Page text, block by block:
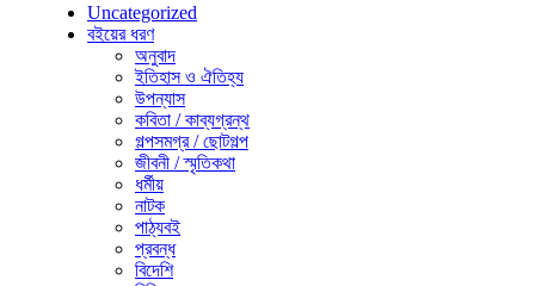
Uncategorized
বইয়ের ধরণ
অনুবাদ
ইতিহাস ও ঐতিহ্য
উপন্যাস
কবিতা / কাব্যগ্রন্থ
গল্পসমগ্র / ছোটগল্প
জীবনী / স্মৃতিকথা
ধর্মীয়
নাটক
পাঠ্যবই
প্রবন্ধ
বিদেশি